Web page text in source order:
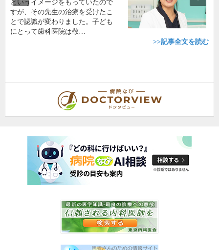
というイメージをもっていたので
すが、その先生の治療を受けたこ
とで認識が変わりました。子ども
にとって歯科医院は敬…
>>記事全文を読む